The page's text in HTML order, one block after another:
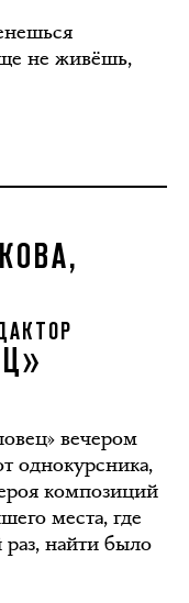
не живёшь,
вечером
однокурсника,
композиций
места, где
найти было